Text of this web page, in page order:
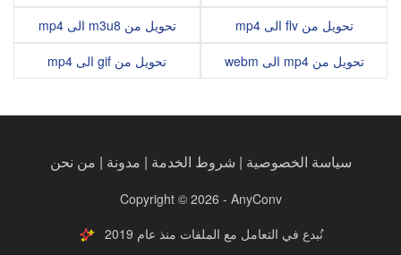
تحويل من flv الى mp4
تحويل من mp4 الى webm
تحويل من m3u8 الى mp4
تحويل من gif الى mp4
سياسة الخصوصية | شروط الخدمة | مدونة | من نحن
Copyright © 2026 - AnyConv
نُبدع في التعامل مع الملفات منذ عام 2019